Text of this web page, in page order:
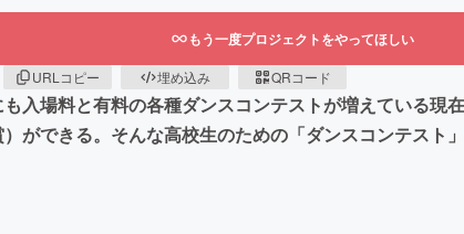
もう一度プロジェクトをやってほしい
URLコピー 埋め込み QRコード
入場料と有料の各種ダンスコンテストが増えている現
ができる。そんな高校生のための「ダンスコンテスト